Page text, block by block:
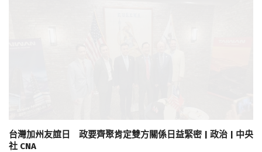
台灣加州友誼日 政要齊聚肯定雙方關係日益緊密 | 政治 | 中央
社 CNA